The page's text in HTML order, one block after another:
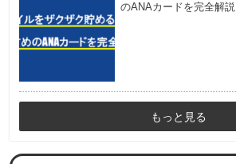
のANAカードを完全解説
もっと見る